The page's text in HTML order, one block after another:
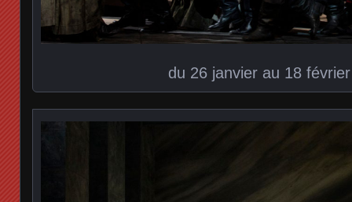
du 26 janvier au 18